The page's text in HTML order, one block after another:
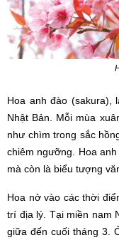
Hoa anh đào (sakura),
Nhật Bản. Mỗi mùa
như chìm trong sắc
chiêm ngưỡng. Hoa
mà còn là biểu tượng
Hoa nở vào các thời
trí địa lý. Tại miền nam
giữa đến cuối tháng 3.